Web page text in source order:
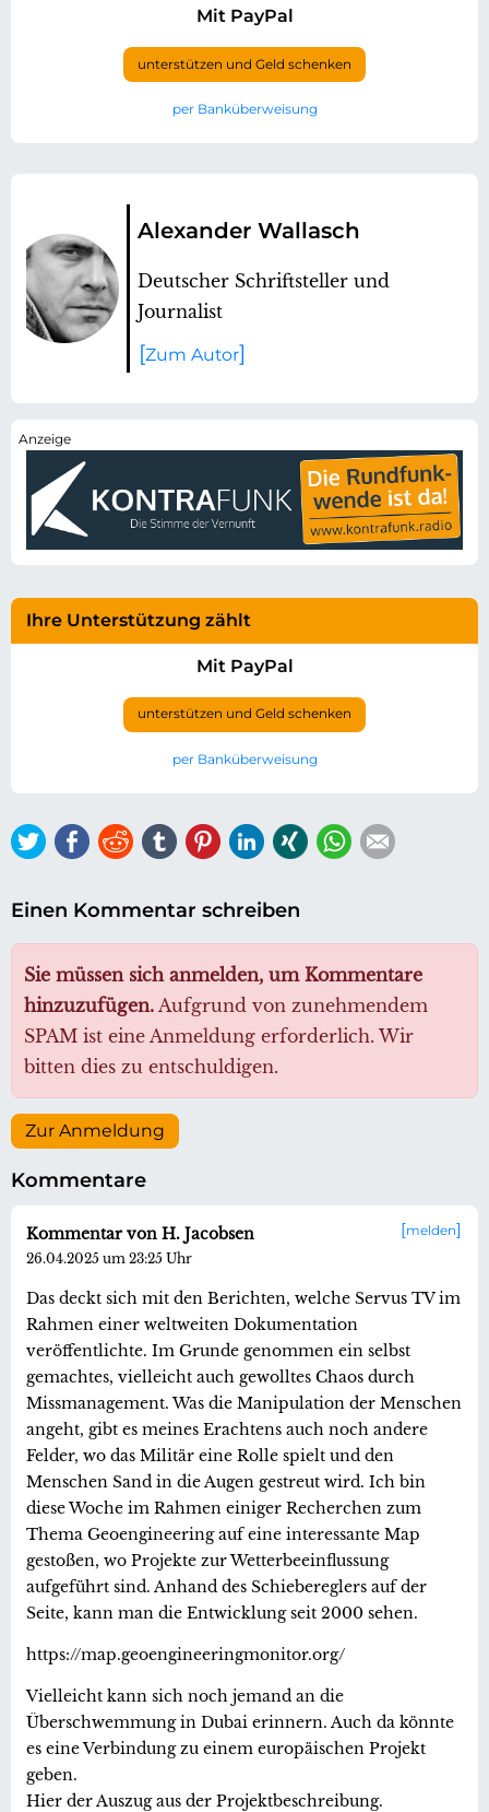
Mit PayPal
unterstützen und Geld schenken
per Banküberweisung
Alexander Wallasch
Deutscher Schriftsteller und
Journalist
Zum Autor
Ihre Unterstützung zählt
Mit PayPal
unterstützen und Geld schenken
per Banküberweisung
TwitterFacebook
ReddittumblrPinterestLinkedIn
Xing WhatsApp
Einen Kommentar schreiben
Sie müssen sich anmelden, um Kommentare
hinzuzufügen. Aufgrund von zunehmendem
SPAM ist eine Anmeldung erforderlich. Wir
bitten dies zu entschuldigen.
Zur Anmeldung
Kommentare
melden
Kommentar von H. Jacobsen
26.04.2025 um 23:25 Uhr
Das deckt sich mit den Berichten, welche Servus TV im
Rahmen einer weltweiten Dokumentation
veröffentlichte. Im Grunde genommen ein selbst
gemachtes, vielleicht auch gewolltes Chaos durch
Missmanagement. Was die Manipulation der Menschen
angeht, gibt es meines Erachtens auch noch andere
Felder, wo das Militär eine Rolle spielt und den
Menschen Sand in die Augen gestreut wird. Ich bin
diese Woche im Rahmen einiger Recherchen zum
Thema Geoengineering auf eine interessante Map
gestoßen, wo Projekte zur Wetterbeeinflussung
aufgeführt sind. Anhand des Schiebereglers auf der
Seite, kann man die Entwicklung seit 2000 sehen.
https://map.geoengineeringmonitor.org/
Vielleicht kann sich noch jemand an die
Überschwemmung in Dubai erinnern. Auch da könnte
es eine Verbindung zu einem europäischen Projekt
geben.
Hier der Auszug aus der Projektbeschreibung.